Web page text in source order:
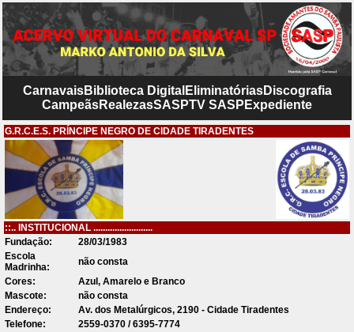
CarnavaisBiblioteca Digital EliminatóriasDiscografia
CampeãsRealezasSASPTV SASP Expediente
G.R.C.E.S. PRÍNCIPE NEGRO DE CIDADE TIRADENTES
::.. INSTITUCIONAL .........................
Fundação:
28/03/1983
Escola
Madrinha:
não consta
Cores:
Azul, Amarelo e Branco
Mascote:
não consta
Endereço:
Av. dos Metalúrgicos, 2190 - Cidade Tiradentes
Telefone:
2559-0370 / 6395-7774